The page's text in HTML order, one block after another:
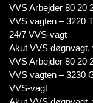
VVS Arbejder 80 20
VVS vagten – 3220
24/7 VVS-vagt
Akut VVS døgnvagt,
VVS Arbejder 80 20
VVS vagten – 3230
VVS-vagt